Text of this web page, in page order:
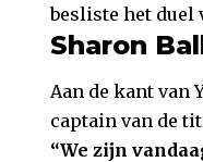
besliste het duel
Sharon
Aan de kant van
captain van de
“We zijn